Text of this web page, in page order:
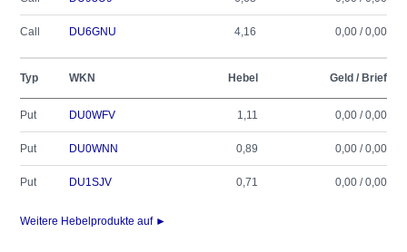
Call DU6GNU 4,16 0,00 / 0,00
Typ WKN Hebel Geld / Brief
Put DU0WFV 1,11 0,00 / 0,00
Put DU0WNN 0,89 0,00 / 0,00
Put DU1SJV 0,71 0,00 / 0,00
Weitere Hebelprodukte auf ►